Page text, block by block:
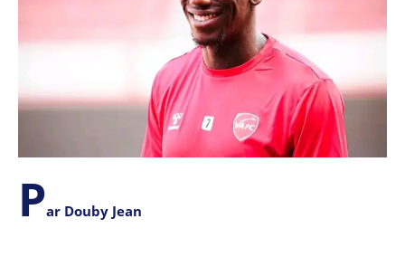
Par Douby Jean